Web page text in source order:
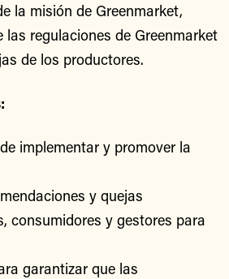
la misión de Greenmarket,
regulaciones de Greenmarket
de los productores.
implementar y promover la
y quejas
consumidores y gestores para
garantizar que las